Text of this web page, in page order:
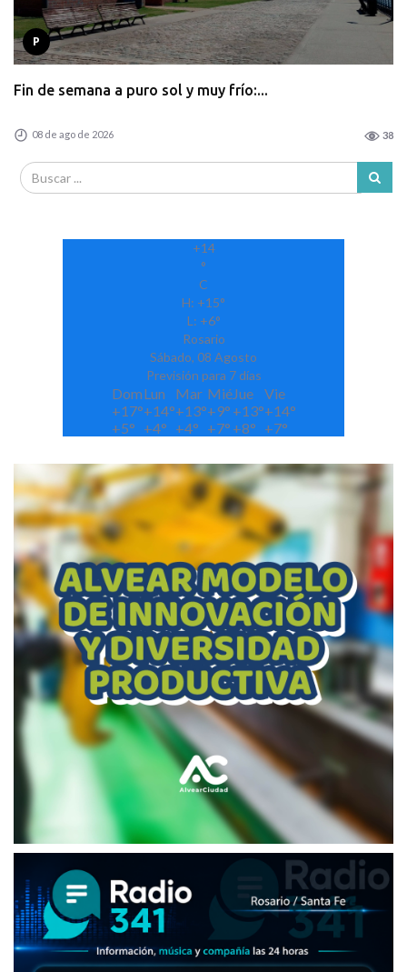
P
Fin de semana a puro sol y muy frío:...
08 de ago de 2026 38
+14
°
C
H: +15°
L: +6°
Rosario
Sábado, 08 Agosto
Previsión para 7 días
DomLun Mar MiéJue
Vie
+17°+14°+13°+9° +13°+14°
+5° +4° +4° +7° +8° +7°